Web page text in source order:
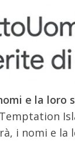
e la loro
i nomi e la